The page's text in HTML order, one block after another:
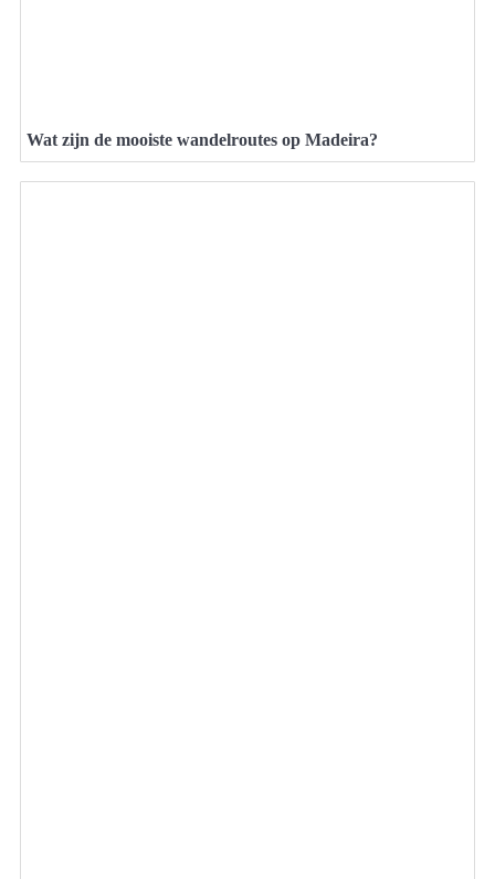
Wat zijn de mooiste wandelroutes op Madeira?